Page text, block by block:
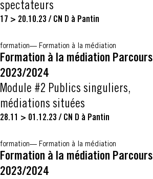
spectateurs
17 > 20.10.23 / CN D à Pantin
formation Formation à la médiation
Formation à la médiation Parcours
2023/2024
Module #2 Publics singuliers,
médiations situées
28.11 > 01.12.23 / CN D à Pantin
formation Formation à la médiation
Formation à la médiation Parcours
2023/2024